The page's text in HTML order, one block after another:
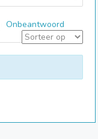
Onbeantwoord